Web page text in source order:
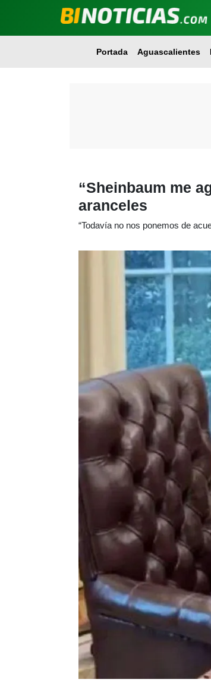
Portada Aguascalientes
“Sheinbaum me
aranceles
“Todavía no nos ponemos de